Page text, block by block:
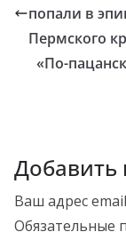
попали в
Пермского
«По-
Добавить
Ваш адрес
Обязательные